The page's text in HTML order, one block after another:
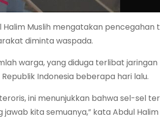
Halim Muslih mengatakan pencegahan
diminta waspada.
warga, yang diduga terlibat jaringan
Indonesia beberapa hari lalu.
ini menunjukkan bahwa sel-sel
kita semuanya,” kata Abdul Halim